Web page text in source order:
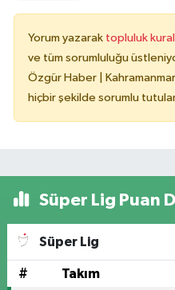
Yorum yazarak topluluk
ve tüm sorumluluğu
Özgür Haber |
hiçbir şekilde sorumlu
Süper Lig Puan
Süper Lig
# Takım